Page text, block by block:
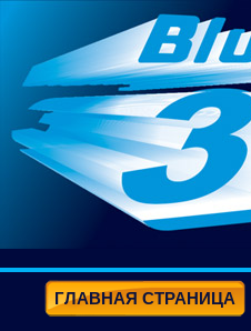
ГЛАВНАЯ СТРАНИЦА